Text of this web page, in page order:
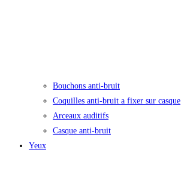
Bouchons anti-bruit
Coquilles anti-bruit a fixer sur casque
Arceaux auditifs
Casque anti-bruit
Yeux